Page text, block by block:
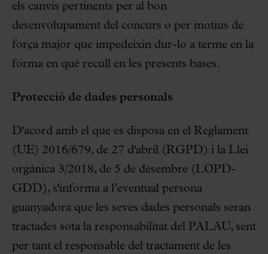
els canvis pertinents per al bon
desenvolupament del concurs o per motius de
força major que impedeixin dur-lo a terme en la
forma en què recull en les presents bases.
Protecció de dades personals
D'acord amb el que es disposa en el Reglament
(UE) 2016/679, de 27 d'abril (RGPD) i la Llei
orgànica 3/2018, de 5 de desembre (LOPD-
GDD), s'informa a l’eventual persona
guanyadora que les seves dades personals seran
tractades sota la responsabilitat del PALAU, sent
per tant el responsable del tractament de les